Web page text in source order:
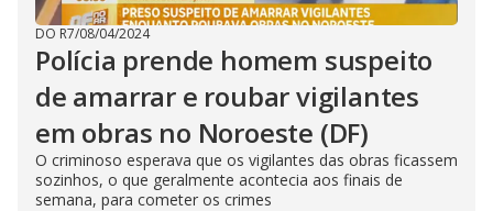
DO R7/08/04/2024
Polícia prende homem suspeito
de amarrar e roubar vigilantes
em obras no Noroeste (DF)
O criminoso esperava que os vigilantes das obras ficassem
sozinhos, o que geralmente acontecia aos finais de
semana, para cometer os crimes